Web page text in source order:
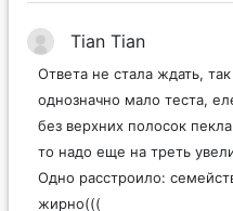
Тian Tian
Ответа не стала ждать,
однозначно мало теста,
без верхних полосок
то надо еще на треть
Одно расстроило:
жирно(((